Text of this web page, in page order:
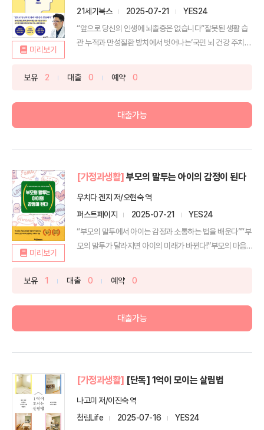
미리보기
21세기북스
2025-07-21
YES24
“앞으로 당신의 인생에 뇌졸중은 없습니다”잘못된 생활 습
관 누적과 만성질환 방치에서 벗어나는‘국민 뇌 건강 주치
보유 2 대출 0 예약 0
대출가능
미리보기
[가정과생활] 부모의 말투는 아이의 감정이 된다
우치다 겐지 저/오현숙 역
퍼스트페이지
2025-07-21
YES24
“부모의 말투에서 아이는 감정과 소통하는 법을 배운다”“부
모의 말투가 달라지면 아이의 미래가 바뀐다!”부모의 마음
보유 1 대출 0 예약 0
대출가능
[가정과생활] [단독] 1억이 모이는 살림법
나고미 저/이진숙 역
청림Life
2025-07-16
YES24